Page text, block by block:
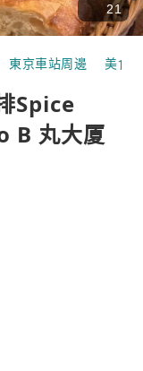
21
東京車站周邊 美食
Spice
B 丸大厦